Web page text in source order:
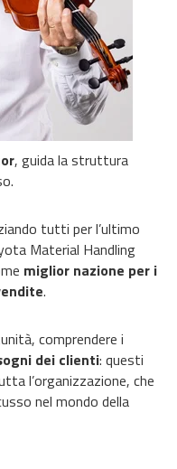
, guida la struttura
tutti per l’ultimo
Material Handling
miglior nazione per i
.
comprendere i
dei clienti: questi
l’organizzazione, che
nel mondo della